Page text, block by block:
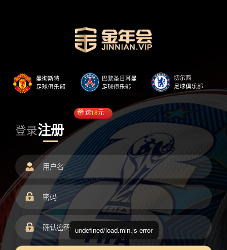
登录注册
送18元
undefined/load.min.js error